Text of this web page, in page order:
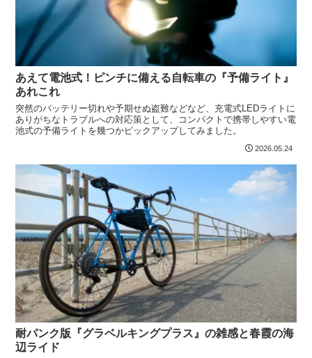
あえて電池式！ピンチに備える自転車の『予備ライト』
あれこれ
突然のバッテリー切れや予期せぬ盗難などなど、充電式LEDライトに
ありがちなトラブルへの対応策として、コンパクトで携帯しやすい電
池式の予備ライトを幾つかピックアップしてみました。
2026.05.24
耐パンク版『グラベルキングプラス』の雑感と春霞の海
辺ライド